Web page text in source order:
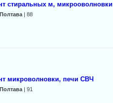
стиральных м,
Полтава| 88
микроволновки, печи СВЧ
Полтава| 91